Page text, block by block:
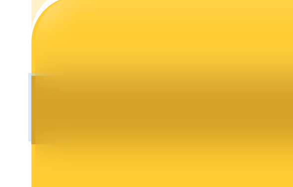
Launchpool
Đặt cọc linh hoạt để kiếm được các token phổ biến.
Khóa BTR